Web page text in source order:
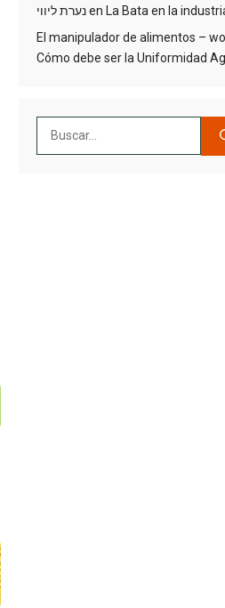
נערת ליוויen La Bata en la
El manipulador de alimentos –
Cómo debe ser la Uniformidad